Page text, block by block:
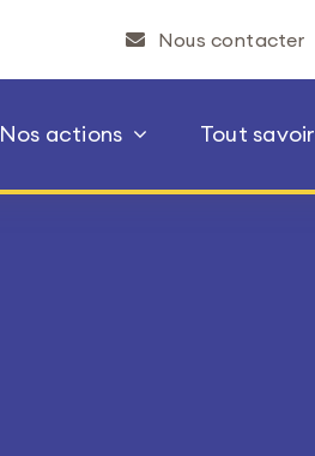
Nous contacter
Nos actions Tout savoir